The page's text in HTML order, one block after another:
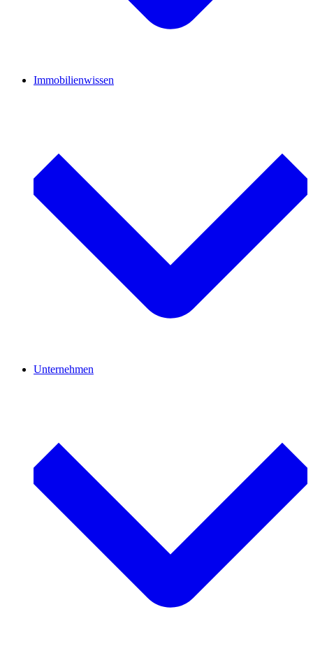
Immobilienwissen
Unternehmen